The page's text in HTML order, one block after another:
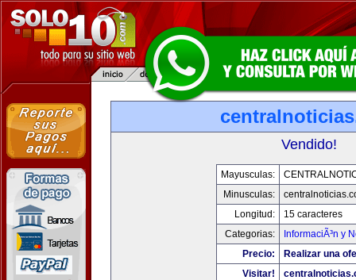
Vendido!
Mayusculas:
Minusculas:
Longitud:
15 caracteres
Categorias:
InformaciÃ³n y
Precio:
Realizar una
Visitar!